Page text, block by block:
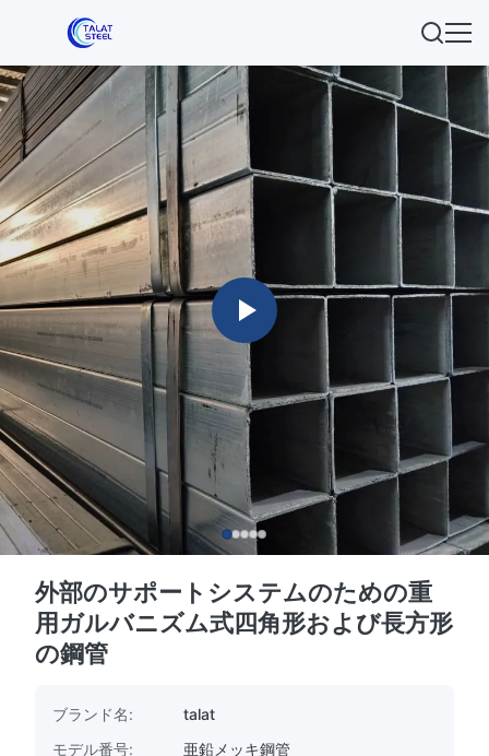
外部のサポートシステムのための重
用ガルバニズム式四角形および長方形
の鋼管
ブランド名:
talat
モデル番号:
亜鉛メッキ鋼管